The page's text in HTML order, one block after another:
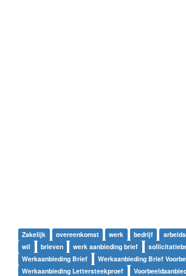
Zakelijk overeenkomst werk bedrijf
wil
brieven werk aanbieding brief
Werkaanbieding Brief
Werkaanbieding Brief
Werkaanbieding Lettersteekproef